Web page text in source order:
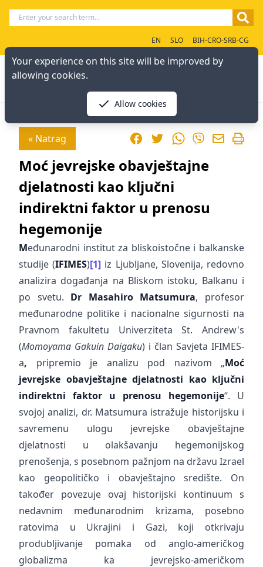
EN SLO BIH-CRO-SRB-CG
« Natrag FacebookTwitterWhatsApp
Viber
Moć jevrejske obavještajne
djelatnosti kao ključni
indirektni faktor u prenosu
hegemonije
Međunarodni institut za bliskoistočne i balkanske
studije (IFIMES)[1] iz Ljubljane, Slovenija, redovno
analizira događanja na Bliskom istoku, Balkanu i
po svetu. Dr Masahiro Matsumura, profesor
međunarodne politike i nacionalne sigurnosti na
Pravnom fakultetu Univerziteta St. Andrew's
(Momoyama Gakuin Daigaku) i član Savjeta IFIMES-
a, pripremio je analizu pod nazivom „Moć
jevrejske obavještajne djelatnosti kao ključni
indirektni faktor u prenosu hegemonije“. U
svojoj analizi, dr. Matsumura istražuje historijsku i
savremenu ulogu jevrejske obavještajne
djelatnosti u olakšavanju hegemonijskog
prenošenja, s posebnom pažnjom na državu Izrael
kao geopolitičko i obavještajno središte. On
također povezuje ovaj historijski kontinuum s
nedavnim međunarodnim krizama, posebno
ratovima u Ukrajini i Gazi, koji otkrivaju
produbljivanje pomaka od anglo-američkog
globalizma ka jevrejsko-američkom
Your experience on this site will be improved by
allowing cookies.
Allow cookies